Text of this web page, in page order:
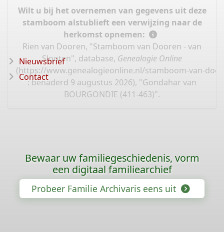
Wilt u bij het overnemen van gegevens uit deze
stamboom alstublieft een verwijzing naar de
herkomst opnemen:
Rien van Dooren, "Stamboom van Dooren - van
Slooten", database, Genealogie Online
(https://www.genealogieonline.nl/stamboom-van-
: benaderd 9 augustus 2026), "Gondahar van
BOURGONDIE (411-463)".
Nieuwsbrief
Contact
Bewaar uw familiegeschiedenis, vorm
een digitaal familiearchief
Probeer Familie Archivaris eens uit